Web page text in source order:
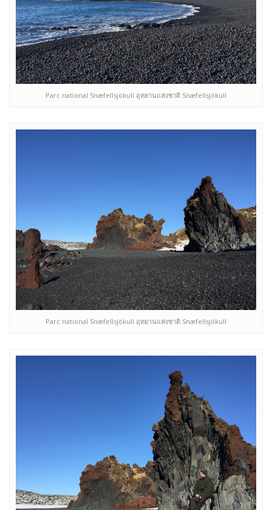
Parc national Snæfellsjökull อุทยานแห่งชาติ Snæfellsjökull
Parc national Snæfellsjökull อุทยานแห่งชาติ Snæfellsjökull